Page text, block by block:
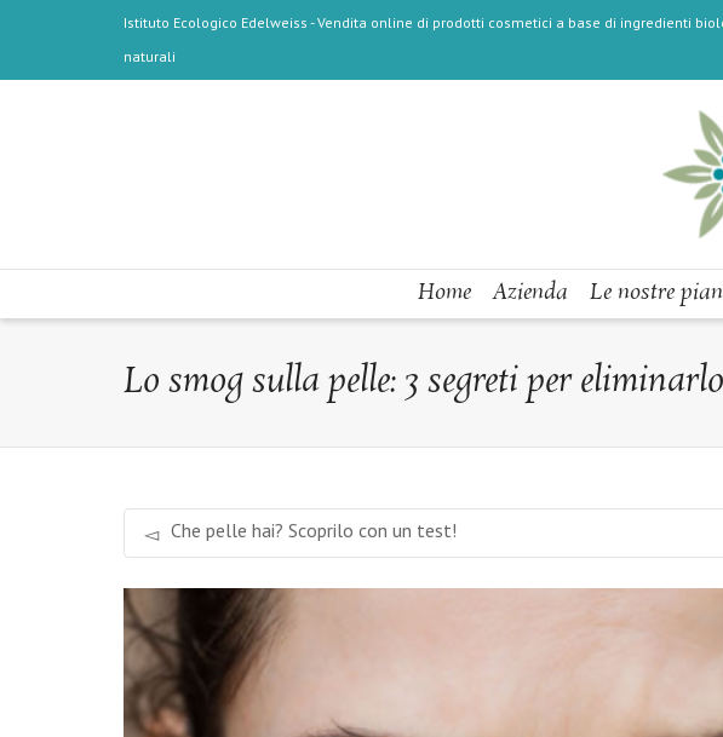
Istituto Ecologico Edelweiss - Vendita online di prodotti cosmetici a base di ingredienti
naturali
Home Azienda Le nostre
Lo smog sulla pelle: 3 segreti per
Che pelle hai? Scoprilo con un test!